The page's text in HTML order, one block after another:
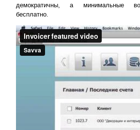
демократичны, а минимальные
бесплатно.